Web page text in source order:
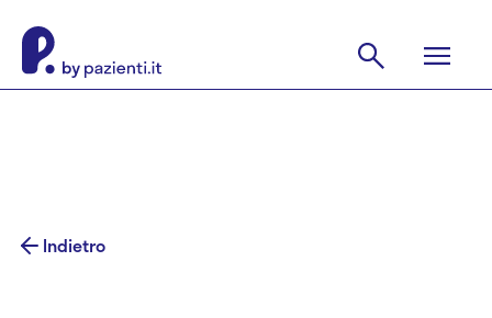
Indietro